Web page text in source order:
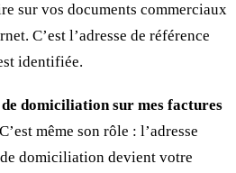
sur vos documents commerciaux
C’est l’adresse de référence
identifiée.
domiciliation sur mes factures
même son rôle : l’adresse
domiciliation devient votre